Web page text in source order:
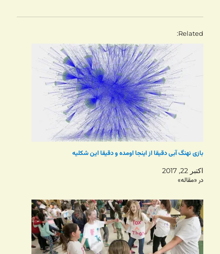
Related
بازی نهنگ آبی دقیقا از اینجا اومده و دقیقا این شکلیه
اکتبر 22, 2017
در «مقاله»